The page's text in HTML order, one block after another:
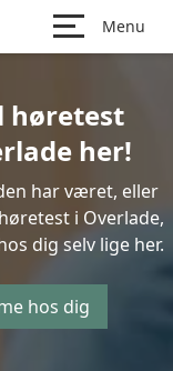
Menu
høretest
her!
har været, eller
i Overlade,
dig selv lige her.
hos dig